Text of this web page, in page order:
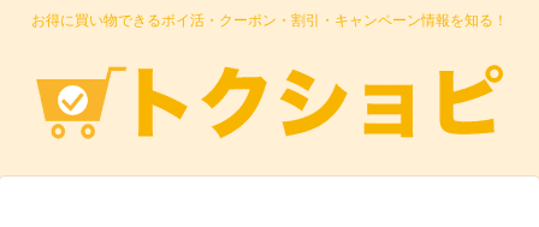
お得に買い物できるポイ活・クーポン・割引・キャンペーン情報を知る！